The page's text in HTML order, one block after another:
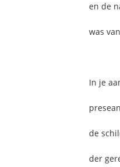
en de
was
In je
de
der